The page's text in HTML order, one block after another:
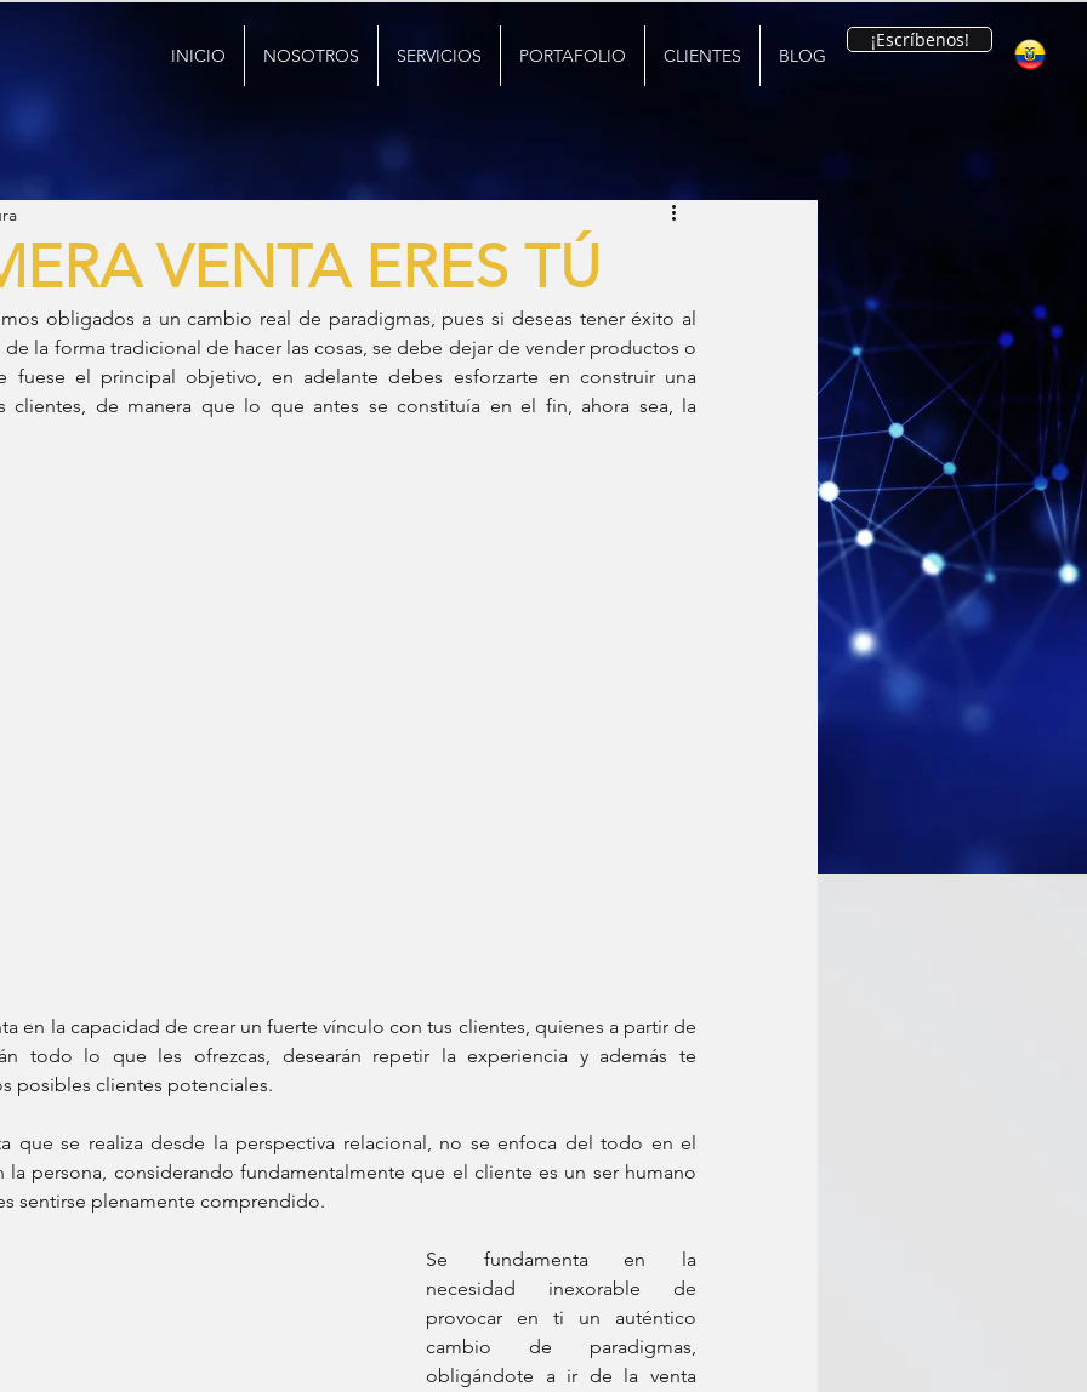
INICIO NOSOTROS SERVICIOS PORTAFOLIO CLIENTES BLOG
¡Escríbenos!
VENTA ERES TÚ
obligados a un cambio real de paradigmas, pues si deseas tener éxito al
la forma tradicional de hacer las cosas, se debe dejar de vender productos o
fuese el principal objetivo, en adelante debes esforzarte en construir una
clientes, de manera que lo que antes se constituía en el fin, ahora sea, la
en la capacidad de crear un fuerte vínculo con tus clientes, quienes a partir de
todo lo que les ofrezcas, desearán repetir la experiencia y además te
posibles clientes potenciales.
que se realiza desde la perspectiva relacional, no se enfoca del todo en el
persona, considerando fundamentalmente que el cliente es un ser humano
sentirse plenamente comprendido.
Se fundamenta en la
necesidad inexorable de
provocar en ti un auténtico
cambio de paradigmas,
obligándote a ir de la venta